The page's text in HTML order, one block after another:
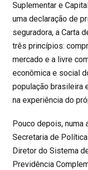
Suplementar e
uma declaração de
seguradora, a Carta
três princípios:
mercado e a livre
econômica e social
população brasileira
na experiência do
Pouco depois, numa
Secretaria de
Diretor do Sistema
Previdência